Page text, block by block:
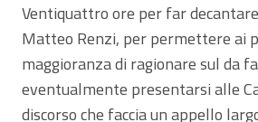
Ventiquattro ore per far
Matteo Renzi, per permettere ai
maggioranza di ragionare sul da
eventualmente presentarsi alle
discorso che faccia un appello